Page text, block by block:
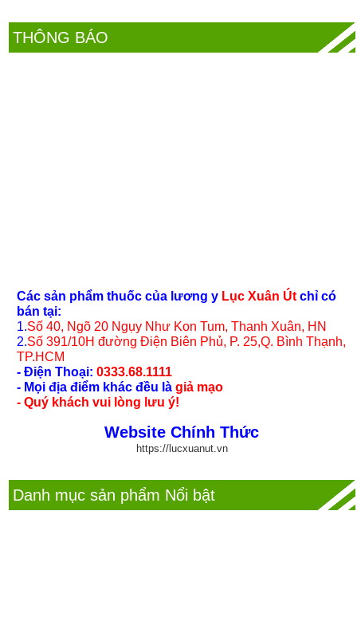
THÔNG BÁO
Các sản phẩm thuốc của lương y Lục Xuân Útchỉ có
bán tại:
1.Số 40, Ngõ 20 Ngụy Như Kon Tum, Thanh Xuân, HN
2.Số 391/10H đường Điện Biên Phủ, P. 25,Q. Bình Thạnh,
TP.HCM
- Điện Thoại: 0333.68.1111
- Mọi địa điểm khác đều là giả mạo
- Quý khách vui lòng lưu ý!
Website Chính Thức
https://lucxuanut.vn
Danh mục sản phẩm Nổi bật